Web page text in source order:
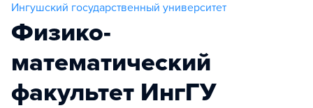
Ингушский государственный университет
Физико-
математический
факультет ИнгГУ